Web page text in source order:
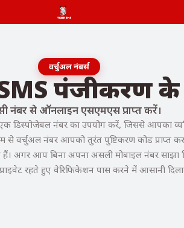
वर्चुअल नंबर्स
पंजीकरण
नंबर से ऑनलाइन एसएमएस प्राप्त करें।
नंबर का उपयोग करें, जिससे आपका
से वर्चुअल नंबर आपको तुरंत पुष्टिकरण कोड प्राप्त
हैं। अगर आप बिना अपना असली मोबाइल नंबर साझा
रहते हुए वेरिफिकेशन पास करने में आसानी